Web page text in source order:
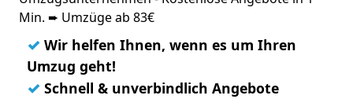
Min. ➨ Umzüge ab 83€
✓ Wir helfen Ihnen, wenn es um Ihren
Umzug geht!
✓ Schnell & unverbindlich Angebote